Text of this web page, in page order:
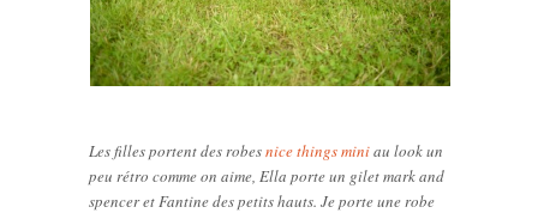
Les filles portent des robesnice things miniau look un
peu rétro comme on aime, Ella porte un gilet mark and
spencer et Fantine des petits hauts. Je porte une robe